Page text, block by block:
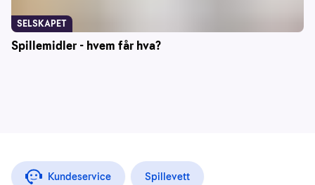
Spillemidler - hvem får hva?
SELSKAPET
Kundeservice Spillevett